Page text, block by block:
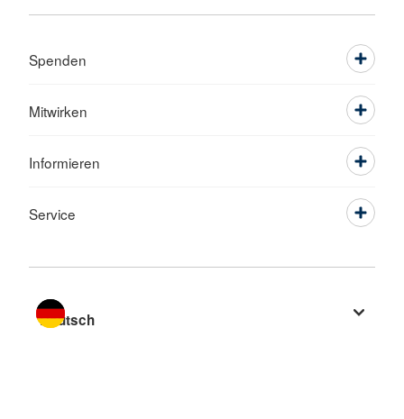
Spenden
Mitwirken
Informieren
Service
Sprache wechseln zu